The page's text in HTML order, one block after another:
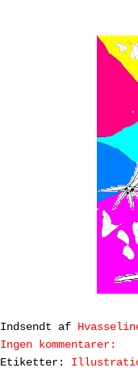
Indsendt af
Ingen kommentarer:
Etiketter: